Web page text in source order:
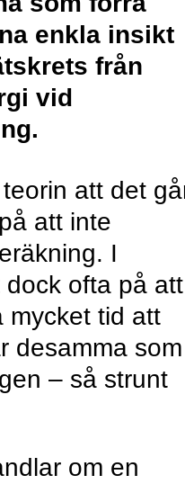
enkla insikt
från
vid
att det
att inte
I
ofta på att
mycket tid att
desamma som
– så strunt
om en